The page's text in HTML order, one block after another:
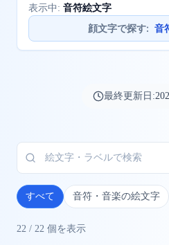
表示中: 音符絵文字
顔文字で探す: 音
最終更新日:
すべて 音符・音楽の絵文字
22 / 22 個を表示